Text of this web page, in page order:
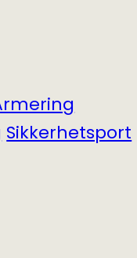
Sikkerhets­port